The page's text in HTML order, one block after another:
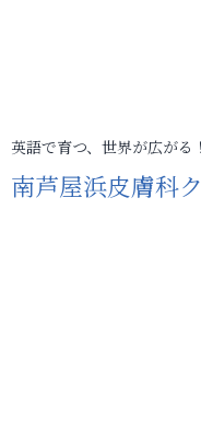
英語で育つ、世界が広がる！
南芦屋浜皮膚科